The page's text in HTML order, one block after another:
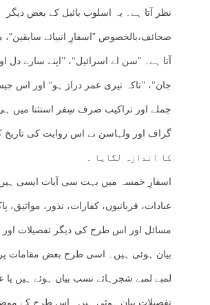
نظر آتا ہے۔ یہ اسلوب بائبل کے بعض دیگر
صحائف،بالخصوص ”اسفارِ انبیائے سابقین“،
آتا ہے۔ ”سن اے اسرائیل‘‘، ’’اپنے سارے دل
جان‘‘، ’’تاکہ تیری عمر دراز ہو‘‘ اور اس
جملے اور تراکیب صرف سِفر استثنا میں
کا اندازہ لگایا ۔
اسفارِ خمسہ میں بہت سی آیات ایسی
عبادات، قربانیوں، کفارات، نذور، مواثیق،
مسائل اور اس طرح کی دیگر تفصیلات
بیان ہوئی ہیں۔ اسی طرح بعض مقامات
لمبے لمبے شجرہائے نسب بیان ہوئے ہیں
تفصیلات بیان ہوئی ہیں۔ اس طرح کے